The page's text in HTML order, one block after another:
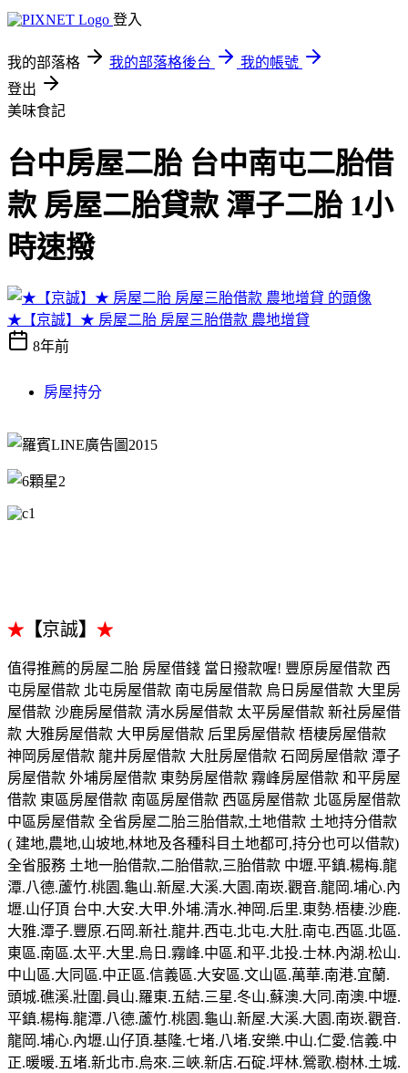
登入
我的部落格 我的部落格後台
我的帳號
登出
美味食記
台中房屋二胎 台中南屯二胎借
款 房屋二胎貸款 潭子二胎 1小
時速撥
★【京誠】★ 房屋二胎 房屋三胎借款 農地增貸
8年前
房屋持分
★ 【京誠】 ★
值得推薦的房屋二胎 房屋借錢 當日撥款喔! 豐原房屋借款 西
屯房屋借款 北屯房屋借款 南屯房屋借款 烏日房屋借款 大里房
屋借款 沙鹿房屋借款 清水房屋借款 太平房屋借款 新社房屋借
款 大雅房屋借款 大甲房屋借款 后里房屋借款 梧棲房屋借款
神岡房屋借款 龍井房屋借款 大肚房屋借款 石岡房屋借款 潭子
房屋借款 外埔房屋借款 東勢房屋借款 霧峰房屋借款 和平房屋
借款 東區房屋借款 南區房屋借款 西區房屋借款 北區房屋借款
中區房屋借款 全省房屋二胎三胎借款,土地借款 土地持分借款
( 建地,農地,山坡地,林地及各種科目土地都可,持分也可以借款)
全省服務 土地一胎借款,二胎借款,三胎借款 中壢.平鎮.楊梅.龍
潭.八德.蘆竹.桃園.龜山.新屋.大溪.大園.南崁.觀音.龍岡.埔心.內
壢.山仔頂 台中.大安.大甲.外埔.清水.神岡.后里.東勢.梧棲.沙鹿.
大雅.潭子.豐原.石岡.新社.龍井.西屯.北屯.大肚.南屯.西區.北區.
東區.南區.太平.大里.烏日.霧峰.中區.和平.北投.士林.內湖.松山.
中山區.大同區.中正區.信義區.大安區.文山區.萬華.南港.宜蘭.
頭城.礁溪.壯圍.員山.羅東.五結.三星.冬山.蘇澳.大同.南澳.中壢.
平鎮.楊梅.龍潭.八德.蘆竹.桃園.龜山.新屋.大溪.大園.南崁.觀音.
龍岡.埔心.內壢.山仔頂.基隆.七堵.八堵.安樂.中山.仁愛.信義.中
正.暖暖.五堵.新北市.烏來.三峽.新店.石碇.坪林.鶯歌.樹林.土城.